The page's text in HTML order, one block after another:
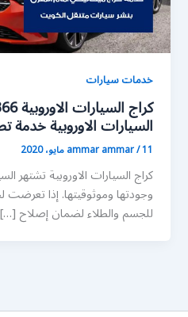
خدمات سيارات
السيارات الاوروبية خدمة
ammar ammar/11 مايو، 2020
كراج السيارات الاوروبية تشتهر
وجودتها وموثوقيتها. إذا
للجسم والطلاء لضمان إصلاح […]